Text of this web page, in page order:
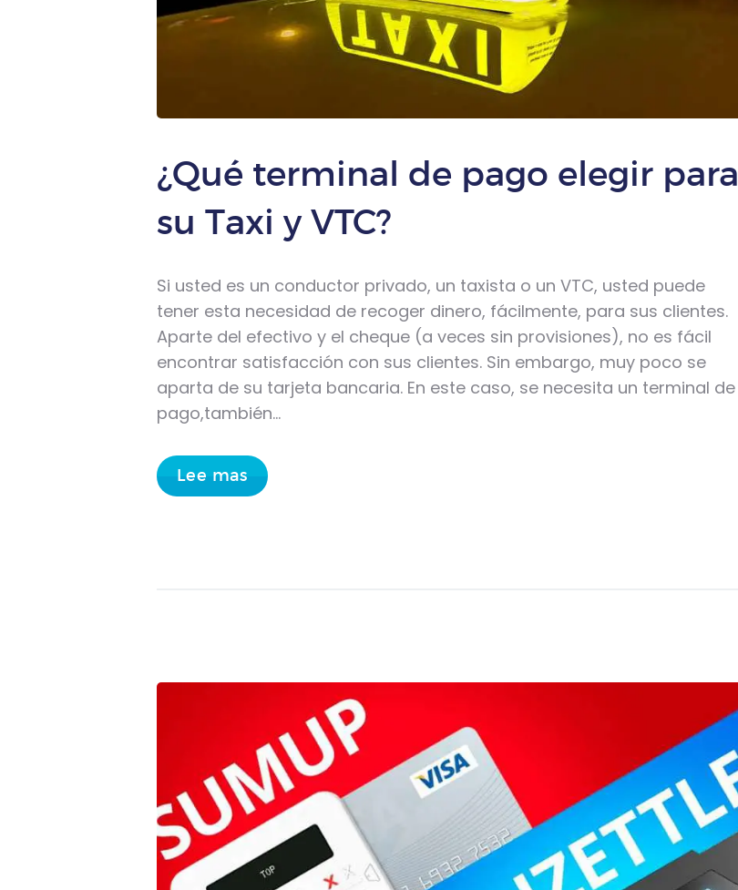
¿Qué terminal de pago elegir para
su Taxi y VTC?
Si usted es un conductor privado, un taxista o un VTC, usted puede
tener esta necesidad de recoger dinero, fácilmente, para sus clientes.
Aparte del efectivo y el cheque (a veces sin provisiones), no es fácil
encontrar satisfacción con sus clientes. Sin embargo, muy poco se
aparta de su tarjeta bancaria. En este caso, se necesita un terminal de
pago,también…
Lee mas